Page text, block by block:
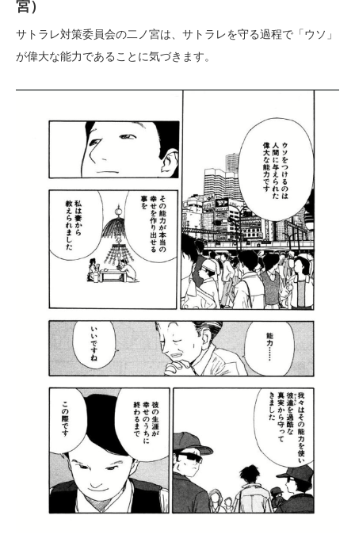
宮）
サトラレ対策委員会の二ノ宮は、サトラレを守る過程で「ウソ」
が偉大な能力であることに気づきます。